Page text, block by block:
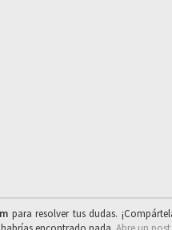
para resolver tus dudas.